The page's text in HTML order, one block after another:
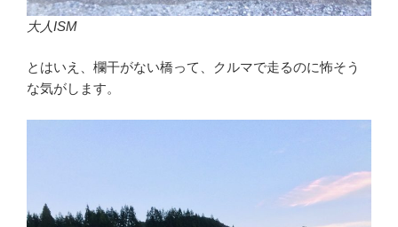
大人ISM
とはいえ、欄干がない橋って、クルマで走るのに怖そう
な気がします。